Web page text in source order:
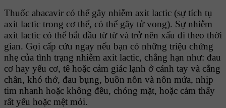
Thuốc abacavir có thể gây nhiễm axit lactic (sự tích tụ
axit lactic trong cơ thể, có thể gây tử vong). Sự nhiễm
axit lactic có thể bắt đầu từ từ và trở nên xấu đi theo thời
gian. Gọi cấp cứu ngay nếu bạn có những triệu chứng
nhẹ của tình trạng nhiễm axit lactic, chẳng hạn như: đau
cơ hay yếu cơ, tê hoặc cảm giác lạnh ở cánh tay và cẳng
chân, khó thở, đau bụng, buồn nôn và nôn mửa, nhịp
tim nhanh hoặc không đều, chóng mặt, hoặc cảm thấy
rất yếu hoặc mệt mỏi.